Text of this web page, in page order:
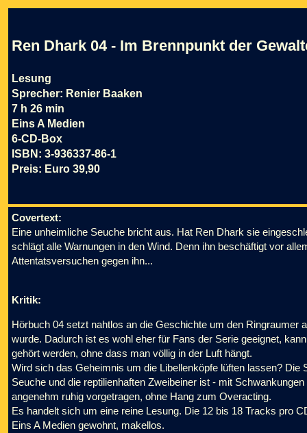
Ren Dhark 04 - Im Brennpunkt der
Lesung
Sprecher: Renier Baaken
7 h 26 min
Eins A Medien
6-CD-Box
ISBN: 3-936337-86-1
Preis: Euro 39,90
Covertext:
Eine unheimliche Seuche bricht aus. Hat Ren Dhark sie
schlägt alle Warnungen in den Wind. Denn ihn beschäftigt vor
Attentatsversuchen gegen ihn...
Kritik:
Hörbuch 04 setzt nahtlos an die Geschichte um den Ringraumer
wurde. Dadurch ist es wohl eher für Fans der Serie geeignet,
gehört werden, ohne dass man völlig in der Luft hängt.
Wird sich das Geheimnis um die Libellenköpfe lüften lassen?
Seuche und die reptilienhaften Zweibeiner ist - mit
angenehm ruhig vorgetragen, ohne Hang zum Overacting.
Es handelt sich um eine reine Lesung. Die 12 bis 18 Tracks pro
Eins A Medien gewohnt, makellos.